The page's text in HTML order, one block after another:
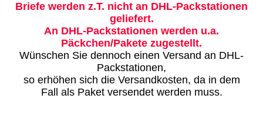
Briefe werden z.T. nicht an DHL-Packstationen
geliefert.
An DHL-Packstationen werden u.a.
Päckchen/Pakete zugestellt.
Wünschen Sie dennoch einen Versand an DHL-
Packstationen,
so erhöhen sich die Versandkosten, da in dem
Fall als Paket versendet werden muss.